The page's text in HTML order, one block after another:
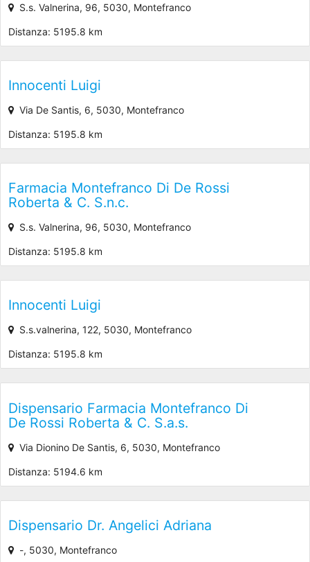
S.s. Valnerina, 96, 5030, Montefranco
Distanza: 5195.8 km
Innocenti Luigi
Via De Santis, 6, 5030, Montefranco
Distanza: 5195.8 km
Farmacia Montefranco Di De Rossi
Roberta & C. S.n.c.
S.s. Valnerina, 96, 5030, Montefranco
Distanza: 5195.8 km
Innocenti Luigi
S.s.valnerina, 122, 5030, Montefranco
Distanza: 5195.8 km
Dispensario Farmacia Montefranco Di
De Rossi Roberta & C. S.a.s.
Via Dionino De Santis, 6, 5030, Montefranco
Distanza: 5194.6 km
Dispensario Dr. Angelici Adriana
-, 5030, Montefranco